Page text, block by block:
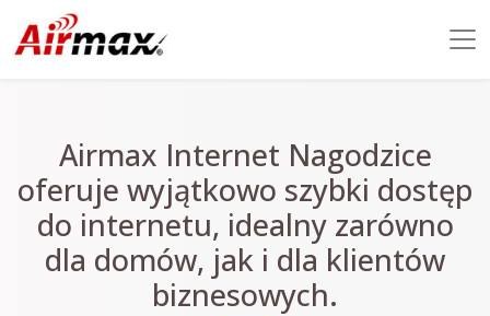
Airmax Internet Nagodzice
oferuje wyjątkowo szybki dostęp
do internetu, idealny zarówno
dla domów, jak i dla klientów
biznesowych.